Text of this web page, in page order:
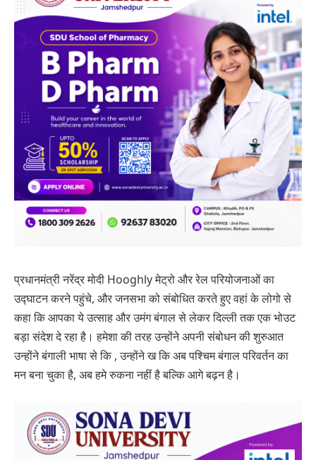
प्रधानमंत्री नरेंद्र मोदी Hooghly मेट्रो और रेल परियोजनाओं का
उद्घाटन करने पहुंचे, और जनसभा को संबोधित करते हुए वहां के लोगो से
कहा कि आपका ये उत्साह और उमंग बंगाल से लेकर दिल्ली तक एक भोउट
बड़ा संदेश दे रहा है। हमेशा की तरह उन्होंने अपनी संबोधन की शुरुआत
उन्होंने बंगाली भाषा से कि , उन्होंने ख कि अब पश्चिम बंगाल परिवर्तन का
मन बना चुका है, अब हमे रुकना नहीं है बल्कि आगे बढ़न है।